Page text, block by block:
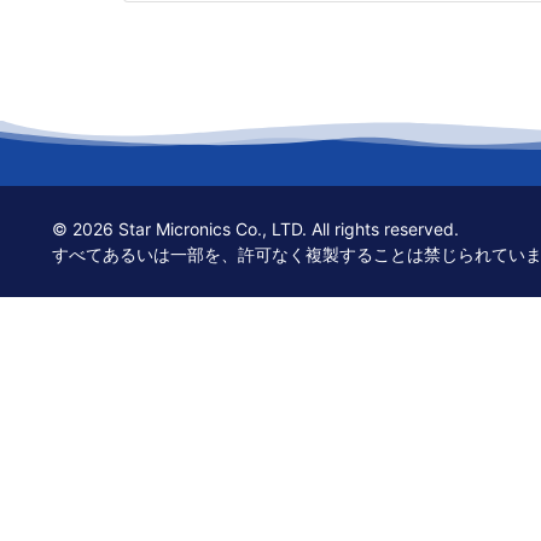
© 2026 Star Micronics Co., LTD. All rights reserved.
すべてあるいは一部を、許可なく複製することは禁じられてい